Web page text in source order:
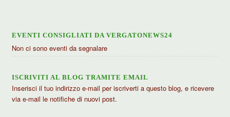
EVENTI CONSIGLIATI DA VERGATONEWS24
Non ci sono eventi da segnalare
ISCRIVITI AL BLOG TRAMITE EMAIL
Inserisci il tuo indirizzo e-mail per iscriverti a questo blog, e ricevere
via e-mail le notifiche di nuovi post.